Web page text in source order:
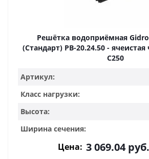
Решётка водоприёмная
(Стандарт) РВ-20.24.50 -
С250
Артикул:
Класс нагрузки:
Высота:
Ширина сечения:
Цена: 3 069.04руб.